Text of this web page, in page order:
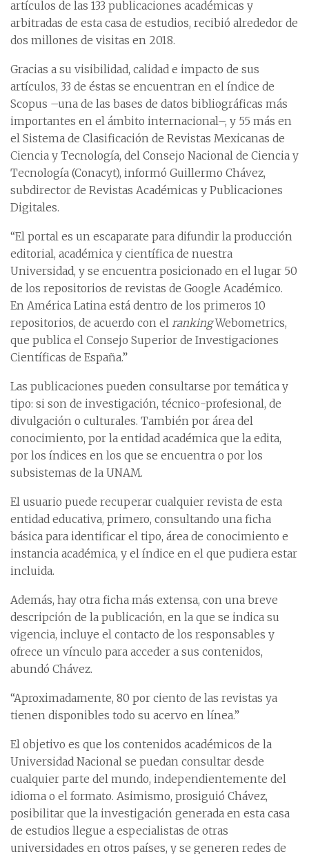
artículos de las 133 publicaciones académicas y
arbitradas de esta casa de estudios, recibió alrededor de
dos millones de visitas en 2018.
Gracias a su visibilidad, calidad e impacto de sus
artículos, 33 de éstas se encuentran en el índice de
Scopus –una de las bases de datos bibliográficas más
importantes en el ámbito internacional–, y 55 más en
el Sistema de Clasificación de Revistas Mexicanas de
Ciencia y Tecnología, del Consejo Nacional de Ciencia y
Tecnología (Conacyt), informó Guillermo Chávez,
subdirector de Revistas Académicas y Publicaciones
Digitales.
“El portal es un escaparate para difundir la producción
editorial, académica y científica de nuestra
Universidad, y se encuentra posicionado en el lugar 50
de los repositorios de revistas de Google Académico.
En América Latina está dentro de los primeros 10
repositorios, de acuerdo con el rankingWebometrics,
que publica el Consejo Superior de Investigaciones
Científicas de España.”
Las publicaciones pueden consultarse por temática y
tipo: si son de investigación, técnico-profesional, de
divulgación o culturales. También por área del
conocimiento, por la entidad académica que la edita,
por los índices en los que se encuentra o por los
subsistemas de la UNAM.
El usuario puede recuperar cualquier revista de esta
entidad educativa, primero, consultando una ficha
básica para identificar el tipo, área de conocimiento e
instancia académica, y el índice en el que pudiera estar
incluida.
Además, hay otra ficha más extensa, con una breve
descripción de la publicación, en la que se indica su
vigencia, incluye el contacto de los responsables y
ofrece un vínculo para acceder a sus contenidos,
abundó Chávez.
“Aproximadamente, 80 por ciento de las revistas ya
tienen disponibles todo su acervo en línea.”
El objetivo es que los contenidos académicos de la
Universidad Nacional se puedan consultar desde
cualquier parte del mundo, independientemente del
idioma o el formato. Asimismo, prosiguió Chávez,
posibilitar que la investigación generada en esta casa
de estudios llegue a especialistas de otras
universidades en otros países, y se generen redes de